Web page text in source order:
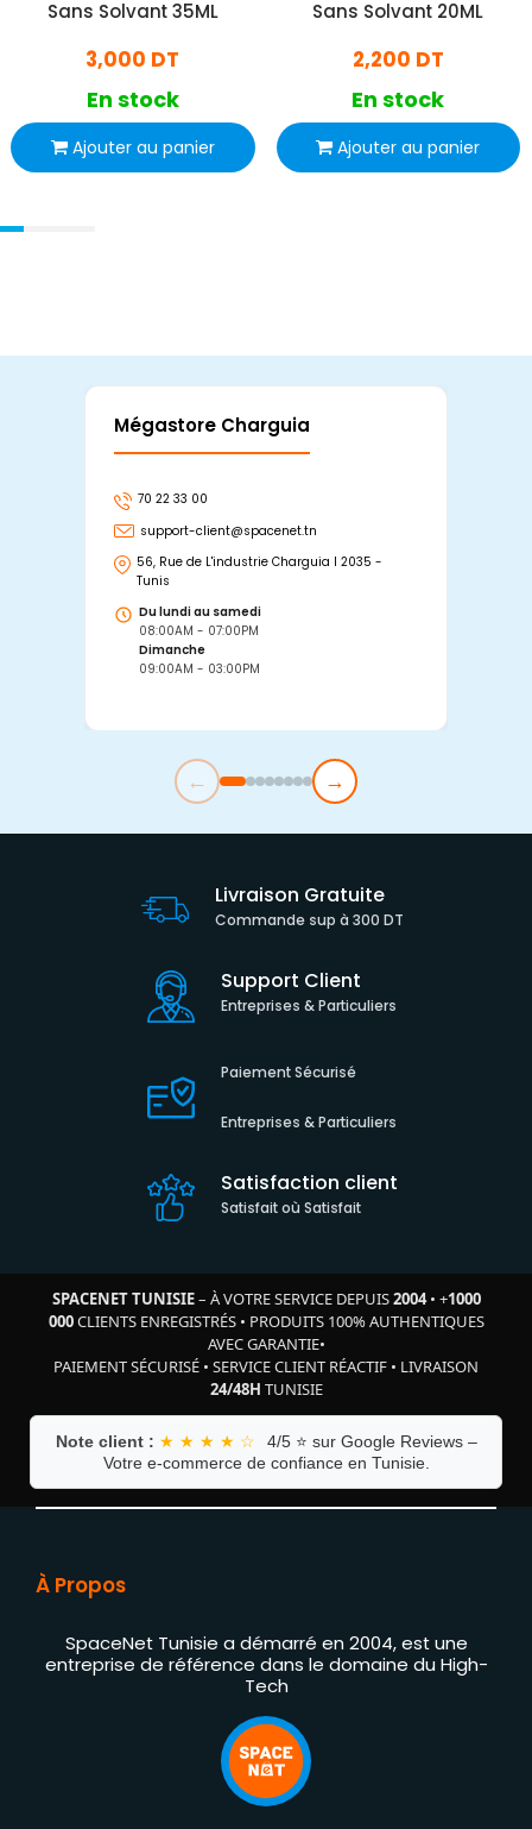
Sans Solvant 35ML
3,000 DT
En stock
Ajouter au panier
Sans Solvant 20ML
2,200 DT
En stock
Ajouter au panier
Mégastore Charguia
70 22 33 00
support-client@spacenet.tn
56, Rue de L'industrie Charguia I 2035 -
Tunis
Du lundi au samedi
08:00AM - 07:00PM
Dimanche
09:00AM - 03:00PM
← →
Livraison Gratuite
Commande sup à 300 DT
Support Client
Entreprises & Particuliers
Paiement Sécurisé
Entreprises & Particuliers
Satisfaction client
Satisfait où Satisfait
SPACENET TUNISIE– À VOTRE SERVICE DEPUIS2004• +1000
000CLIENTS ENREGISTRÉS• PRODUITS 100% AUTHENTIQUES
AVEC GARANTIE•
PAIEMENT SÉCURISÉ • SERVICE CLIENT RÉACTIF • LIVRAISON
24/48H TUNISIE
Note client : ★ ★ ★ ★ ☆
4/5 ⭐ sur Google Reviews –
Votre e-commerce de confiance en Tunisie.
À Propos
SpaceNet Tunisie a démarré en 2004, est une
entreprise de référence dans le domaine du High-
Tech